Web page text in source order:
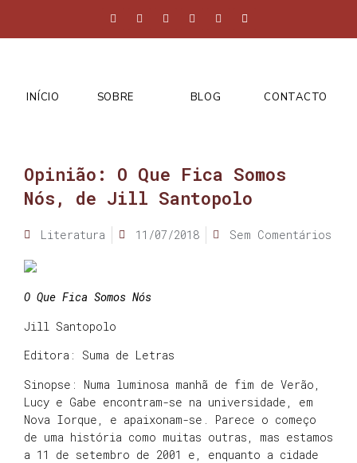
INÍCIO SOBRE BLOG CONTACTO
Opinião: O Que Fica Somos
Nós, de Jill Santopolo
Literatura 11/07/2018 Sem Comentários
O Que Fica Somos Nós
Jill Santopolo
Editora: Suma de Letras
Sinopse: Numa luminosa manhã de fim de Verão,
Lucy e Gabe encontram-se na universidade, em
Nova Iorque, e apaixonam-se. Parece o começo
de uma história como muitas outras, mas estamos
a 11 de setembro de 2001 e, enquanto a cidade